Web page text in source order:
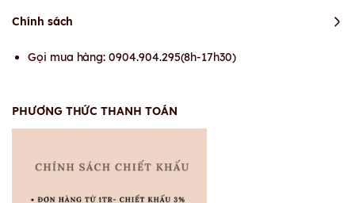
Chính sách
Gọi mua hàng: 0904.904.295(8h-17h30)
PHƯƠNG THỨC THANH TOÁN